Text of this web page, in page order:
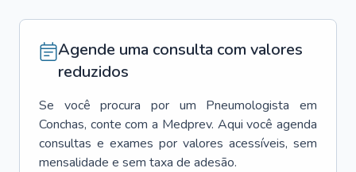
Agende uma consulta com valores
reduzidos
Se você procura por um Pneumologista
em
Conchas, conte com a Medprev. Aqui você agenda
consultas e exames por valores acessíveis, sem
mensalidade e sem taxa de adesão.